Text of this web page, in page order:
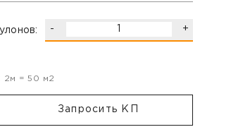
- +
2м =50 м2
Запросить КП